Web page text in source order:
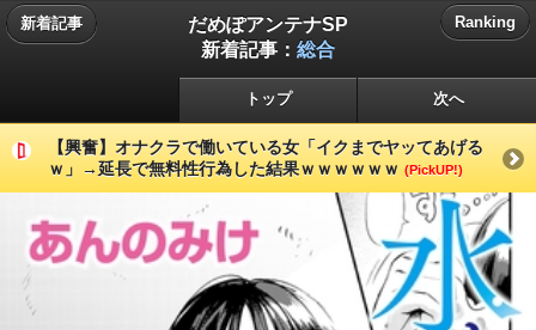
新着記事
だめぽアンテナSP
新着記事： 総合
Ranking
トップ 次へ
【興奮】オナクラで働いている女「イクまでヤッてあげる
ｗ」→延長で無料性行為した結果ｗｗｗｗｗｗ (PickUP!)